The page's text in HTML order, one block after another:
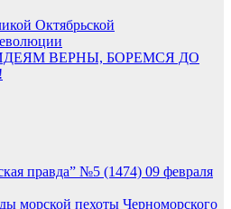
Октябрьской
ВЕРНЫ, БОРЕМСЯ ДО
правда” №5 (1474) 09 февраля
морской пехоты Черноморского